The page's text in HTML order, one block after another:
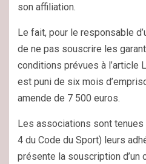
son affiliation.
Le fait, pour le responsable
de ne pas souscrire les
conditions prévues à l’article
est puni de six mois
amende de 7 500 euros.
Les associations sont tenues
4 du Code du Sport) leurs
présente la souscription d’un